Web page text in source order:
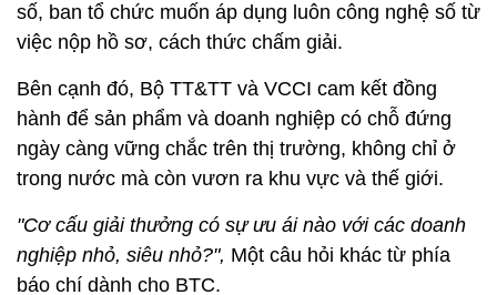
số, ban tổ chức muốn áp dụng luôn công nghệ số từ
việc nộp hồ sơ, cách thức chấm giải.
Bên cạnh đó, Bộ TT&TT và VCCI cam kết đồng
hành để sản phẩm và doanh nghiệp có chỗ đứng
ngày càng vững chắc trên thị trường, không chỉ ở
trong nước mà còn vươn ra khu vực và thế giới.
"Cơ cấu giải thưởng có sự ưu ái nào với các doanh
nghiệp nhỏ, siêu nhỏ?", Một câu hỏi khác từ phía
báo chí dành cho BTC.